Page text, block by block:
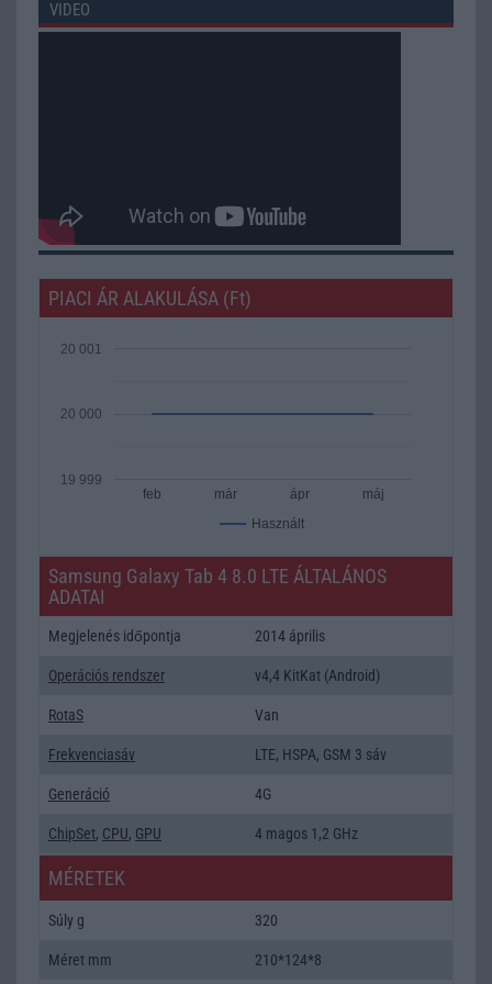
VIDEO
PIACI ÁR ALAKULÁSA (Ft)
Használt
feb már ápr máj
19 999
20 000
20 001
Samsung Galaxy Tab 4 8.0 LTE ÁLTALÁNOS
ADATAI
Megjelenés időpontja 2014 április
Operációs rendszer v4,4 KitKat (Android)
RotaS Van
Frekvenciasáv LTE, HSPA, GSM 3 sáv
Generáció 4G
ChipSet, CPU, GPU 4 magos 1,2 GHz
MÉRETEK
Súly g 320
Méret mm 210*124*8